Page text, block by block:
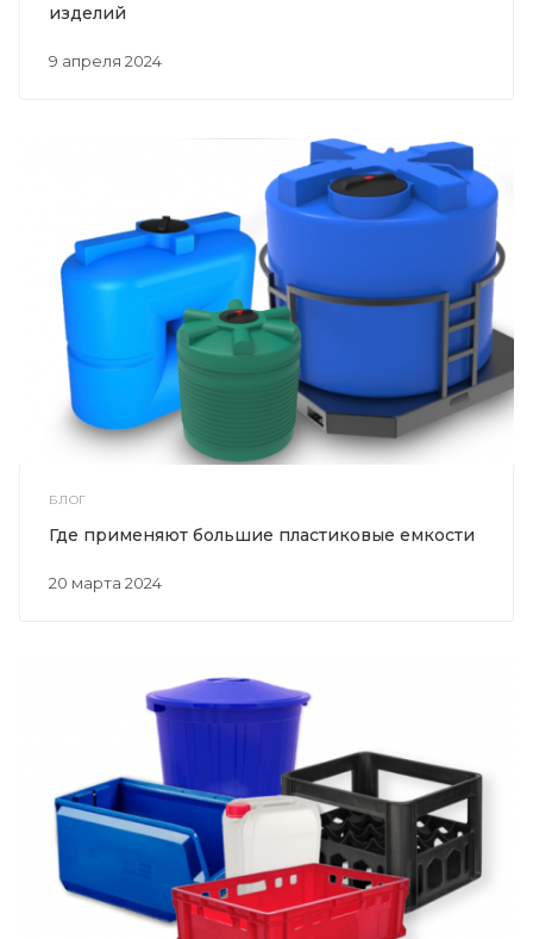
9 апреля 2024
изделий
БЛОГ
20 марта 2024
Где применяют большие пластиковые емкости